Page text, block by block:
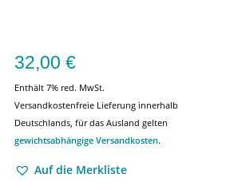
32,00 €
Enthält 7% red. MwSt.
Versandkostenfreie Lieferung innerhalb
Deutschlands, für das Ausland gelten
gewichtsabhängige Versandkosten.
Auf die Merkliste